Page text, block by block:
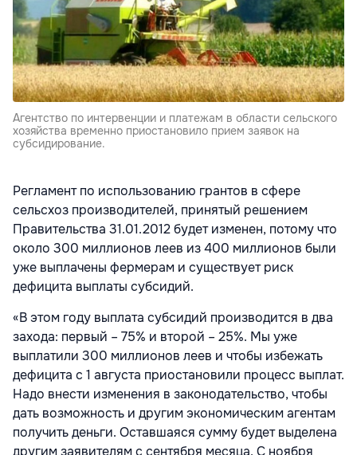
Агентство по интервенции и платежам в области сельского
хозяйства временно приостановило прием заявок на
субсидирование.
Регламент по использованию грантов в сфере
сельсхоз производителей, принятый решением
Правительства 31.01.2012 будет изменен, потому что
около 300 миллионов леев из 400 миллионов были
уже выплачены фермерам и существует риск
дефицита выплаты субсидий.
«В этом году выплата субсидий производится в два
захода: первый – 75% и второй – 25%. Мы уже
выплатили 300 миллионов леев и чтобы избежать
дефицита с 1 августа приостановили процесс выплат.
Надо внести изменения в законодательство, чтобы
дать возможность и другим экономическим агентам
получить деньги. Оставшаяся сумму будет выделена
другим заявителям с сентября месяца. С ноября